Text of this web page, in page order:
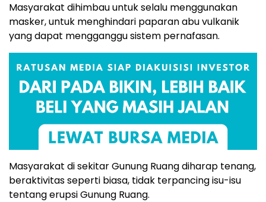
Masyarakat dihimbau untuk selalu menggunakan
masker, untuk menghindari paparan abu vulkanik
yang dapat mengganggu sistem pernafasan.
Masyarakat di sekitar Gunung Ruang diharap tenang,
beraktivitas seperti biasa, tidak terpancing isu-isu
tentang erupsi Gunung Ruang.